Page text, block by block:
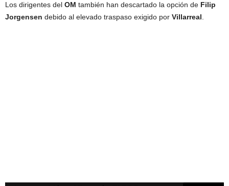
Los dirigentes del OM también han descartado la opción de Filip
Jorgensen debido al elevado traspaso exigido por Villarreal.